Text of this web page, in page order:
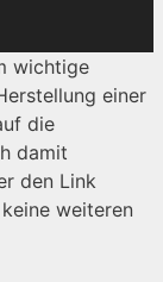
wichtige
einer
die
damit
den Link
weiteren